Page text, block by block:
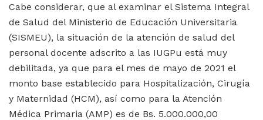
Cabe considerar, que al examinar el Sistema Integral
de Salud del Ministerio de Educación Universitaria
(SISMEU), la situación de la atención de salud del
personal docente adscrito a las IUGPu está muy
debilitada, ya que para el mes de mayo de 2021 el
monto base establecido para Hospitalización, Cirugía
y Maternidad (HCM), así como para la Atención
Médica Primaria (AMP) es de Bs. 5.000.000,00